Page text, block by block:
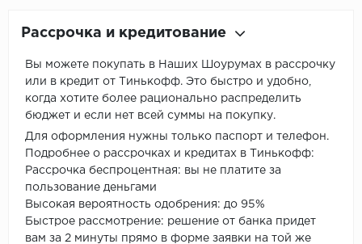
Рассрочка и кредитование
Вы можете покупать в Наших Шоурумах в рассрочку
или в кредит от Тинькофф. Это быстро и удобно,
когда хотите более рационально распределить
бюджет и если нет всей суммы на покупку.
Для оформления нужны только паспорт и телефон.
Подробнее о рассрочках и кредитах в Тинькофф:
Рассрочка беспроцентная: вы не платите за
пользование деньгами
Высокая вероятность одобрения: до 95%
Быстрое рассмотрение: решение от банка придет
вам за 2 минуты прямо в форме заявки на той же